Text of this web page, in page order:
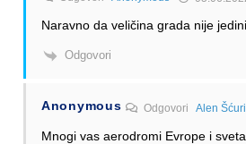
Naravno da veličina grada nije
Odgovori
Anonymous OdgovoriAlen
Mnogi vas aerodromi Evrope i